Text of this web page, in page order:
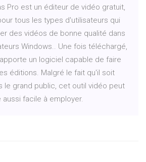
Pro est un éditeur de vidéo gratuit,
tous les types d'utilisateurs qui
des vidéos de bonne qualité dans
Windows.. Une fois téléchargé,
un logiciel capable de faire
éditions. Malgré le fait qu'il soit
le grand public, cet outil vidéo peut
aussi facile à employer.